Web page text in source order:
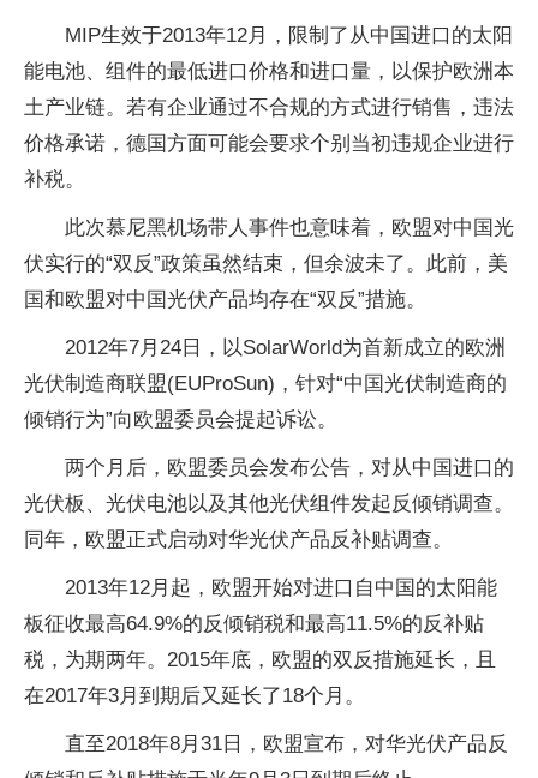
MIP生效于2013年12月，限制了从中国进口的太阳
能电池、组件的最低进口价格和进口量，以保护欧洲本
土产业链。若有企业通过不合规的方式进行销售，违法
价格承诺，德国方面可能会要求个别当初违规企业进行
补税。
此次慕尼黑机场带人事件也意味着，欧盟对中国光
伏实行的“双反”政策虽然结束，但余波未了。此前，美
国和欧盟对中国光伏产品均存在“双反”措施。
2012年7月24日，以SolarWorld为首新成立的欧洲
光伏制造商联盟(EUProSun)，针对“中国光伏制造商的
倾销行为”向欧盟委员会提起诉讼。
两个月后，欧盟委员会发布公告，对从中国进口的
光伏板、光伏电池以及其他光伏组件发起反倾销调查。
同年，欧盟正式启动对华光伏产品反补贴调查。
2013年12月起，欧盟开始对进口自中国的太阳能
板征收最高64.9%的反倾销税和最高11.5%的反补贴
税，为期两年。2015年底，欧盟的双反措施延长，且
在2017年3月到期后又延长了18个月。
直至2018年8月31日，欧盟宣布，对华光伏产品反